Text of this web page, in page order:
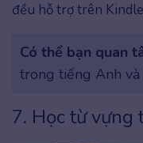
đều hỗ trợ trên
Có thể bạn quan
trong tiếng Anh
7. Học từ vựng